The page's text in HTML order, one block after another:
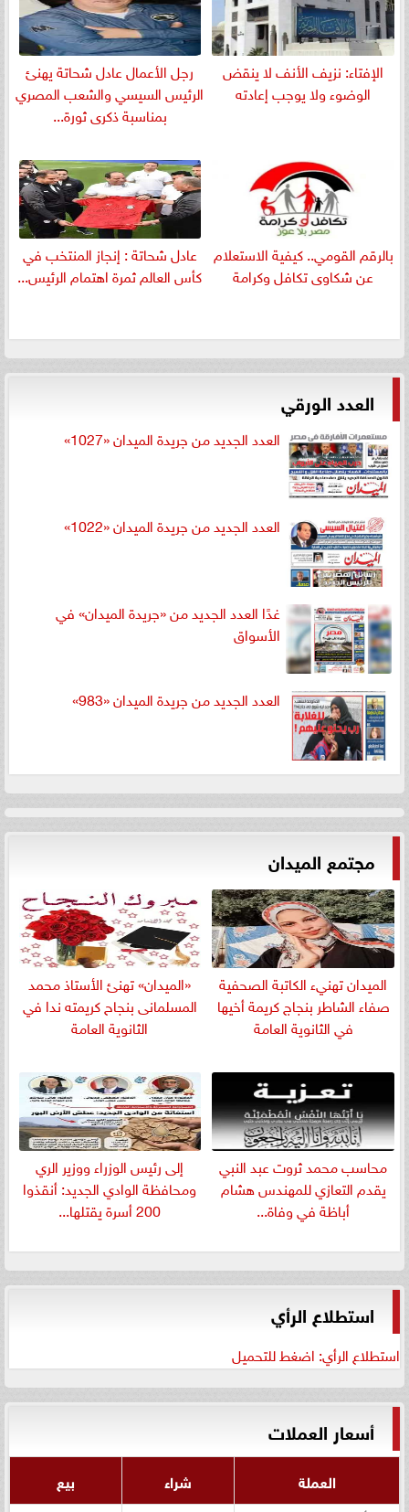
الإفتاء: نزيف الأنف لا ينقض
الوضوء ولا يوجب إعادته
رجل الأعمال عادل شحاتة يهنئ
الرئيس السيسي والشعب المصري
بمناسبة ذكرى ثورة...
بالرقم القومي.. كيفية الاستعلام
عن شكاوى تكافل وكرامة
عادل شحاتة : إنجاز المنتخب في
كأس العالم ثمرة اهتمام الرئيس...
العدد الورقي
العدد الجديد من جريدة الميدان «1027»
العدد الجديد من جريدة الميدان «1022»
غدًا العدد الجديد من «جريدة الميدان» في
الأسواق
العدد الجديد من جريدة الميدان «983»
مجتمع الميدان
الميدان تهنيء الكاتبة الصحفية
صفاء الشاطر بنجاج كريمة أخيها
في الثانوية العامة
«الميدان» تهنئ الأستاذ محمد
المسلمانى بنجاح كريمته ندا في
الثانوية العامة
​محاسب محمد ثروت عبد النبي
يقدم التعازي للمهندس هشام
أباظة في وفاة...
إلى رئيس الوزراء ووزير الري
ومحافظة الوادي الجديد: أنقذوا
200 أسرة يقتلها...
استطلاع الرأي
استطلاع الرأي: اضغط للتحميل
أسعار العملات
العملة شراء بيع